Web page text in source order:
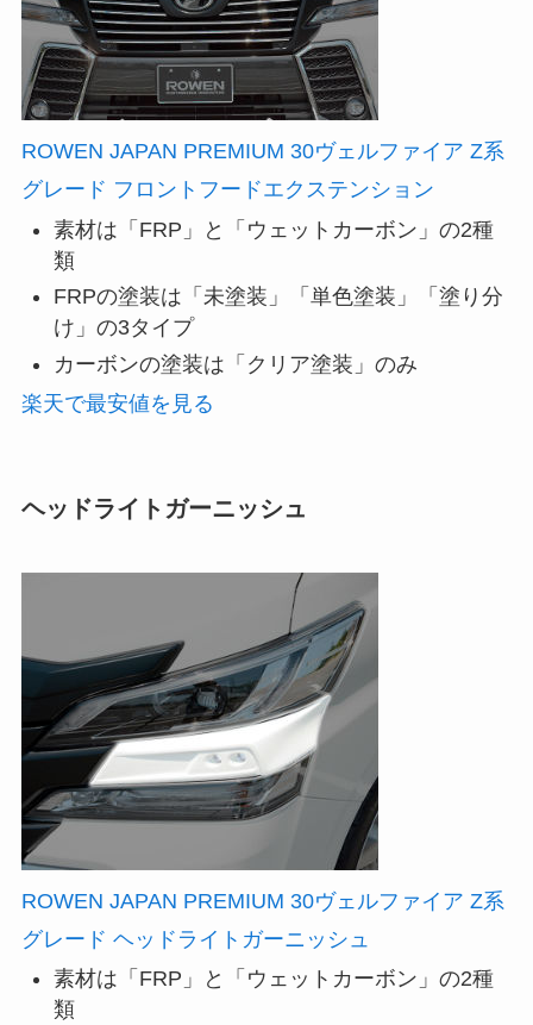
ROWEN JAPAN PREMIUM 30ヴェルファイア Z系
グレード フロントフードエクステンション
素材は「FRP」と「ウェットカーボン」の2種
類
FRPの塗装は「未塗装」「単色塗装」「塗り分
け」の3タイプ
カーボンの塗装は「クリア塗装」のみ
楽天で最安値を見る
ヘッドライトガーニッシュ
ROWEN JAPAN PREMIUM 30ヴェルファイア Z系
グレード ヘッドライトガーニッシュ
素材は「FRP」と「ウェットカーボン」の2種
類